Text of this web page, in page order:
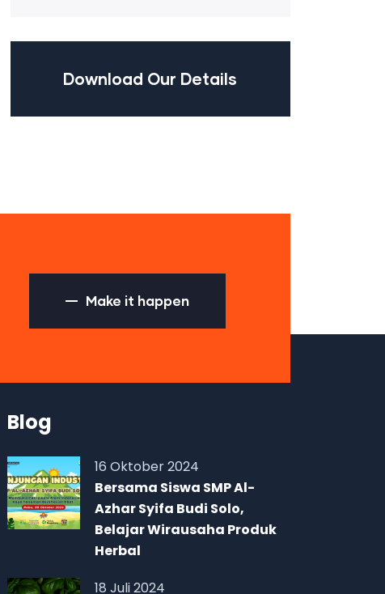
Download Our Details
Make it happen
Blog
16 Oktober 2024
Bersama Siswa SMP Al-
Azhar Syifa Budi Solo,
Belajar Wirausaha Produk
Herbal
18 Juli 2024